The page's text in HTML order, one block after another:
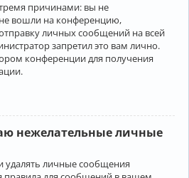
причинами: вы не
вошли на конференцию,
личных сообщений на всей
запретил это вам лично.
конференции для получения
нежелательные личные
удалять личные сообщения